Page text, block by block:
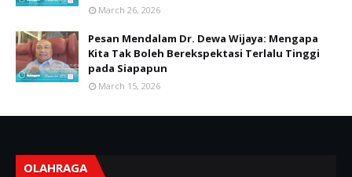
March 26, 2026
Pesan Mendalam Dr. Dewa Wijaya: Mengapa
Kita Tak Boleh Berekspektasi Terlalu Tinggi
pada Siapapun
March 15, 2026
OLAHRAGA